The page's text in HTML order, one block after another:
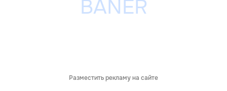
Разместить рекламу на сайте